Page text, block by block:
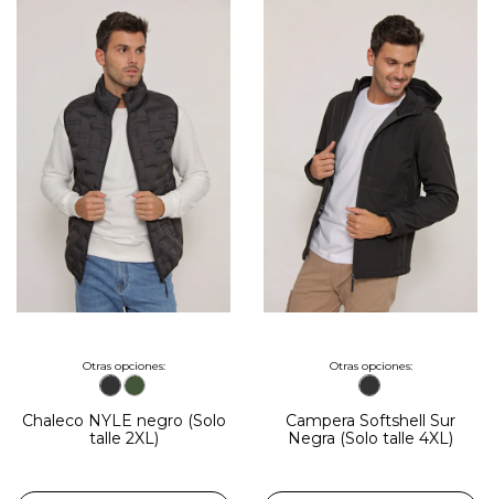
Otras opciones:
Chaleco NYLE negro (Solo
talle 2XL)
Otras opciones:
Campera Softshell Sur
Negra (Solo talle 4XL)